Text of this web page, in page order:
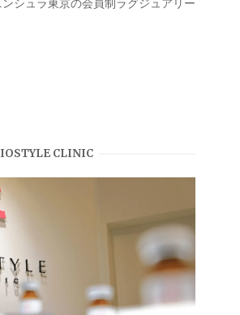
シュラ東京の会員制ラグジュアリー
CLINIC